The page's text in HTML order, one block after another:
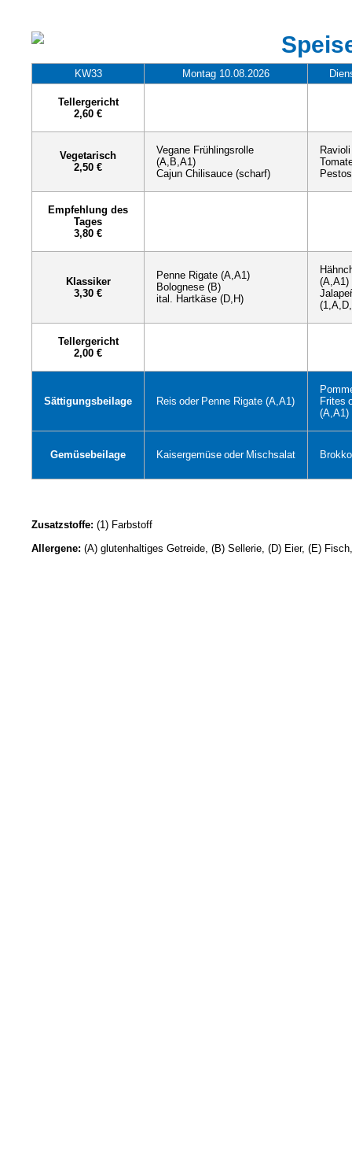
KW33 Montag 10.08.2026
Tellergericht
2,60 €
Vegetarisch
2,50 €
Vegane Frühlingsrolle
(A,B,A1)
Cajun Chilisauce (scharf)
Ravioli
Empfehlung des
Tages
3,80 €
Klassiker
3,30 €
Penne Rigate (A,A1)
Bolognese (B)
ital. Hartkäse (D,H)
(A,A1)
Tellergericht
2,00 €
Sättigungsbeilage Reis oder Penne Rigate (A,A1)
Frites
(A,A1)
Gemüsebeilage Kaisergemüse oder Mischsalat
Zusatzstoffe: (1) Farbstoff
Allergene: (A) glutenhaltiges Getreide, (B) Sellerie, (D) Eier, (E)